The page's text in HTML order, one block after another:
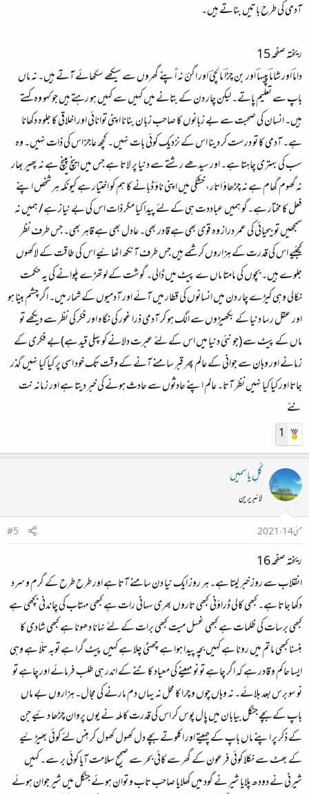
آدمی کی طرح باتیں بناتے ہیں۔
ریختہ صفحہ 15
داماؔ اور شاماؔ پپیہاؔ اور بن چڑاؔ مالچیؔ اور اگنؔ نہ اٌپنے گھروں سے سیکھے سکھائے آتے ہیں۔ نہ ماں
باپ سے تعلیم پاتے۔ لیکن چار دن کے بتانے میں کہیں سے کہیں ہو رہتے ہیں جو کہو وہ کہتے
ہیں۔ انسان کی صحبت سے بے زبانوں کا صاحب زبان بنانا اپنی توانائی اور اخلاقی کا جلوہ دکھانا
ہے۔ آدمی کا تو درست کر دینا اس کے نزدیک کوئی بات نہیں۔ کچھ عاجز اس کی ذات نہیں۔ وہ
سب کی بہتری چاہتا ہے۔ اور سیدھے رشتے سے دنیا پر لاتا ہے جس میں اینچ پینچ ہے نہ پھیر بھار
نہ گھوم گھام ہے نہ چڑھاؤ اتار، خشکی میں اپنی ناؤ ڈبانے کا ہم کو اختیار ہے کیونکہ ہر شخص اپنے
فعل کا مختار ہے۔گو ہمیں عباددت ہی کے لئے پیدا کیا مگر ذات اس کی بے نیاز ہے/ ہمیں نہ
سمجھیں تو بیحیائی کی عمر دراز وہ قوی بھی ہے قادر بھی۔ عادل بھی ہے قاہر بھی۔ جس طرف نظر
کیجئیے اس کی قدرت کے ہزاروں کرشمے ہیں جس طرف آنکھ اٹھائیے اس کی طاقت کے لاکھوں
جلوے ہیں۔ بچوں کی مامتا ماں ے پیٹ میں ڈالی۔ گوشت کے لوتھڑے پلوانے کی یہ حکمت
نکالی وہی کیڑے چار دن میں انسانوں کی قطار میں آئے اور آدمیوں کے شمار میں۔ اگر چشم بینا ہو
اور عقل رسا دنیا کے بکھیڑوں سے الگ ہو کر آدمی ذرا غور کی نگاہ اور فکر کی نظر سے دیکھے تو
ماں کے پیٹ سے (جو نئی دنیا میں اس کے لئے عبرت دلانے کو پہلی قید ہے)بے فکری کے
زمانے اور وہان سے جوانی کے عالم پھر قبر سامنے آنے کے وقت تک خود اسی پر کیا کیا نہیں گذر
جاتا اور کیا کیا نہیں نظر آتا۔ عالم اپنے حادثوں سے حادث ہونے کی خبر دیتا ہے اور زمانہ نت
نئے
1
گُلِ یاسمیں
لائبریرین
مئی 14، 2021
#5
ریختہ صفحہ 16
انقلاب سے روز خبر لیتا ہے۔ ہر روز ایک نیا دن سامنے آتا ہے اور طرح طرح کے گرم و سرد
دکھا جاتا ہے۔ کبھی کالی ڈراؤنی کبھی تاروں بھری سہانی رات ہے کبھی مہتاب کی چاندنی بچھی ہے
کبھی برسات کی ظلمات ہے کبھی غسل میت کبھی برات کے لئے نہانا دھونا ہے کبھی شادی کا
ہنسنا کبھی ماتم میں رونا ہے کہیں بچہ پیدا ہوا ہے چھٹی چلا ہے کہیں پیٹ گرا ہے توبہ تلّا ہے وہی
ایسا حاکم و قادر ہے کہ اگر چاہے تو نو مہینے کی معیاد کاٹنے کے اندر ہی طلب فرمائے اور چاہے تو
نو سو برس بعد بلائے۔ نہ وہاں چوں و چرا کا محل نہ یہاں دم مارنے کی مجال۔ ہزاروں بے ماں
باپ کے بچے جنگل بیابان میں پال پوس کر اس کی قدرت کاملہ نے یوں پروان چڑھا دئیے جن
کے ذکر پر اپنے ماں باپ کے چہیتے اور اکلوتے بچے دل کھول کھول کر ہنس لئے کوئی بھیڑئیے
کے بھٹ سے نکلا کوئی فرعون کے گھر سے کائی بحر سے صحیح سلامت آیا کوئی بر سے۔ کہیں
شیرنی نے دودھ پلایا شیر نے گود میں کھلایا صاحب تاب و توان ہوئے جنگل میں شیر جوان ہوئے